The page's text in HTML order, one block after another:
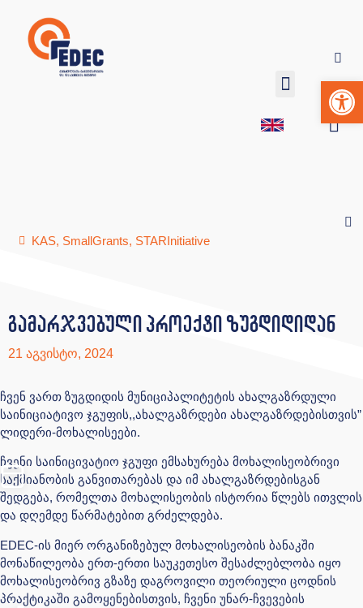
KAS, SmallGrants, STARInitiative
გამარჯვებული პროექტი ზუგდიდიდან
21 აგვისტო, 2024
ჩვენ ვართ ზუგდიდის მუნიციპალიტეტის ახალგაზრდული
საინიციატივო ჯგუფის,,ახალგაზრდები ახალგაზრდებისთვის”
ლიდერი-მოხალისეები.
ჩვენი საინიცივატიო ჯგუფი ემსახურება მოხალისეობრივი
საქმიანობის განვითარებას და იმ ახალგაზრდებისგან
შედგება, რომელთა მოხალისეობის ისტორია წლებს ითვლის
და დღემდე წარმატებით გრძელდება.
EDEC-ის მიერ ორგანიზებულ მოხალისეობის ბანაკში
მონაწილეობა ერთ-ერთი საუკეთესო შესაძლებლობა იყო
მოხალისეობრივ გზაზე დაგროვილი თეორიული ცოდნის
პრაქტიკაში გამოყენებისთვის, ჩვენი უნარ-ჩვევების